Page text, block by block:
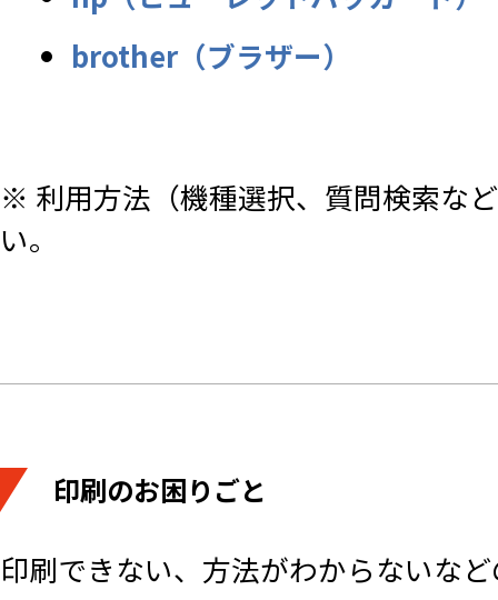
brother（ブラザー）
※ 利用方法（機種選択、質問検索な
い。
印刷のお困りごと
印刷できない、方法がわからないな